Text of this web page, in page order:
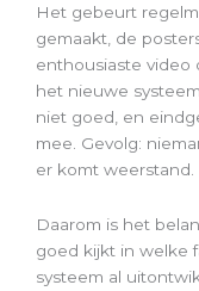
Het gebeurt
gemaakt, de
enthousiaste video
het nieuwe
niet goed, en
mee. Gevolg:
er komt weerstand.
Daarom is het
goed kijkt in welke
systeem al